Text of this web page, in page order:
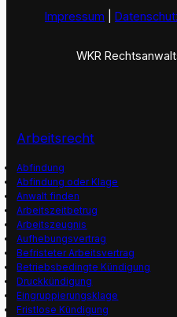
Impressum
WKR
Arbeitsrecht
Abfindung
Abfindung oder Klage
Anwalt finden
Arbeitszeitbetrug
Arbeitszeugnis
Aufhebungsvertrag
Befristeter Arbeitsvertrag
Betriebsbedingte Kündigung
Druckkündigung
Eingruppierungsklage
Fristlose Kündigung